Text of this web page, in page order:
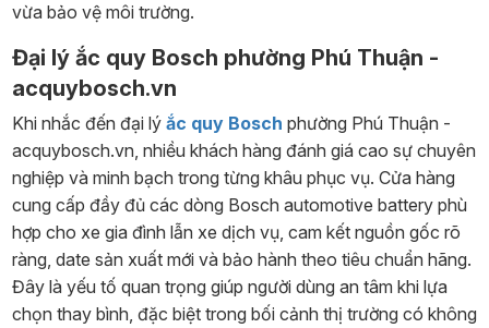
vừa bảo vệ môi trường.
Đại lý ắc quy Bosch phường Phú Thuận -
acquybosch.vn
Khi nhắc đến đại lý ắc quy Bosch phường Phú Thuận -
acquybosch.vn, nhiều khách hàng đánh giá cao sự chuyên
nghiệp và minh bạch trong từng khâu phục vụ. Cửa hàng
cung cấp đầy đủ các dòng Bosch automotive battery phù
hợp cho xe gia đình lẫn xe dịch vụ, cam kết nguồn gốc rõ
ràng, date sản xuất mới và bảo hành theo tiêu chuẩn hãng.
Đây là yếu tố quan trọng giúp người dùng an tâm khi lựa
chọn thay bình, đặc biệt trong bối cảnh thị trường có không